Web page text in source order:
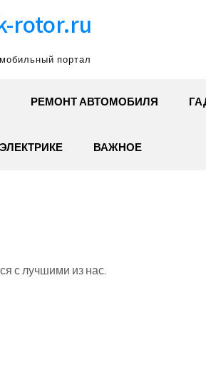
rotor.ru
портал
РЕМОНТ АВТОМОБИЛЯ
ВАЖНОЕ
с лучшими из нас.